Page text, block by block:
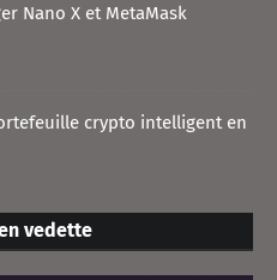
Nano X et MetaMask
crypto intelligent en
vedette